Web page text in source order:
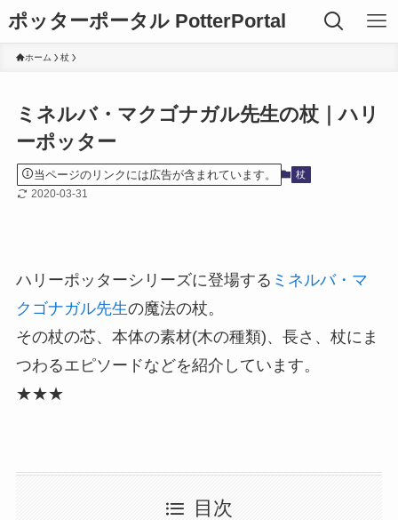
ポッターポータル PotterPortal
ホーム 杖
ミネルバ・マクゴナガル先生の杖｜ハリ
ーポッター
当ページのリンクには広告が含まれています。 杖
2020-03-31
ハリーポッターシリーズに登場する ミネルバ・マ
クゴナガル先生の魔法の杖。
その杖の芯、本体の素材(木の種類)、長さ、杖にま
つわるエピソードなどを紹介しています。
★★★
目次